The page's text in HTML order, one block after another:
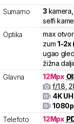
Sumarno 3 kamera
selfi
Optika
max
zum1-2x
ugao
žižna
Glavna
12Mpx
f/1.8
4K
Telefoto
12Mpx